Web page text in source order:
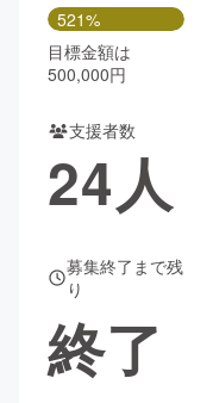
Creation
コミュニティ
521%
目標金額は
500,000円
支援者数
24人
募集終了まで残
り
終了